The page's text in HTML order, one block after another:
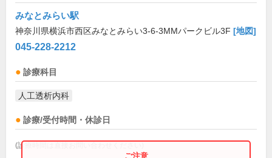
みなとみらい駅
神奈川県横浜市西区みなとみらい3-6-3MMパークビル3F [地図]
045-228-2212
診療科目
人工透析内科
診療/受付時間・休診日
(診療時間は直接お問い合わせください)